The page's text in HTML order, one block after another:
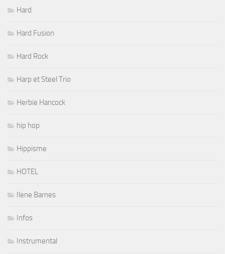
Hard
Hard Fusion
Hard Rock
Harp et Steel Trio
Herbie Hancock
hip hop
Hippisme
HOTEL
Ilene Barnes
Infos
Instrumental